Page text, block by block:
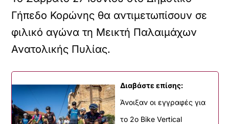
Γήπεδο Κορώνης θα αντιμετωπίσουν σε
φιλικό αγώνα τη Μεικτή Παλαιμάχων
Ανατολικής Πυλίας.
Διαβάστε επίσης:
Άνοιξαν οι εγγραφές για
το 2ο Bike Vertical